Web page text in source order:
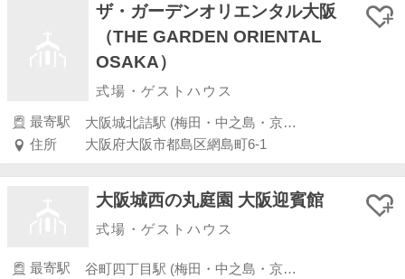
ザ・ガーデンオリエンタル大阪
（THE GARDEN ORIENTAL
OSAKA）
式場・ゲストハウス
最寄駅
大阪城北詰駅 (梅田・中之島・京橋・桜ノ宮)
住所
大阪府大阪市都島区網島町6-1
大阪城西の丸庭園 大阪迎賓館
式場・ゲストハウス
最寄駅
谷町四丁目駅 (梅田・中之島・京橋・桜ノ宮)